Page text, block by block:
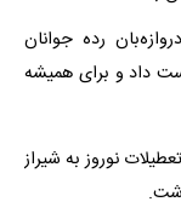
رده جوانان
داد و برای همیشه
نوروز به شیراز